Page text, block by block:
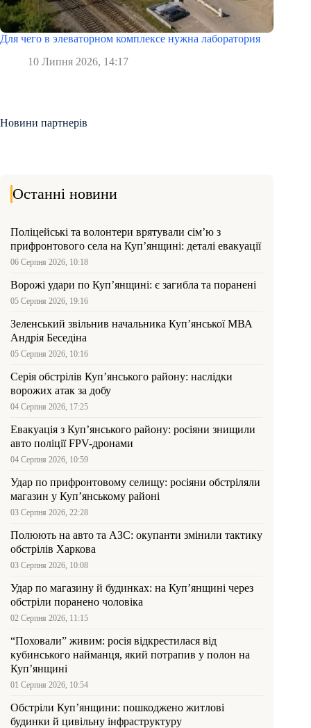
Для чего в элеваторном комплексе нужна лаборатория
10 Липня 2026, 14:17
Новини партнерів
Останні новини
Поліцейські та волонтери врятували сім’ю з
прифронтового села на Куп’янщині: деталі евакуації
06 Серпня 2026, 10:18
Ворожі удари по Куп’янщині: є загибла та поранені
05 Серпня 2026, 19:16
Зеленський звільнив начальника Купʼянської МВА
Андрія Беседіна
05 Серпня 2026, 10:16
Серія обстрілів Куп’янського району: наслідки
ворожих атак за добу
04 Серпня 2026, 17:25
Евакуація з Куп’янського району: росіяни знищили
авто поліції FPV-дронами
04 Серпня 2026, 10:59
Удар по прифронтовому селищу: росіяни обстріляли
магазин у Куп’янському районі
03 Серпня 2026, 22:28
Полюють на авто та АЗС: окупанти змінили тактику
обстрілів Харкова
03 Серпня 2026, 10:08
Удар по магазину й будинках: на Куп’янщині через
обстріли поранено чоловіка
02 Серпня 2026, 11:15
“Поховали” живим: росія відкрестилася від
кубинського найманця, який потрапив у полон на
Куп’янщині
01 Серпня 2026, 10:54
Обстріли Куп’янщини: пошкоджено житлові
будинки й цивільну інфраструктуру